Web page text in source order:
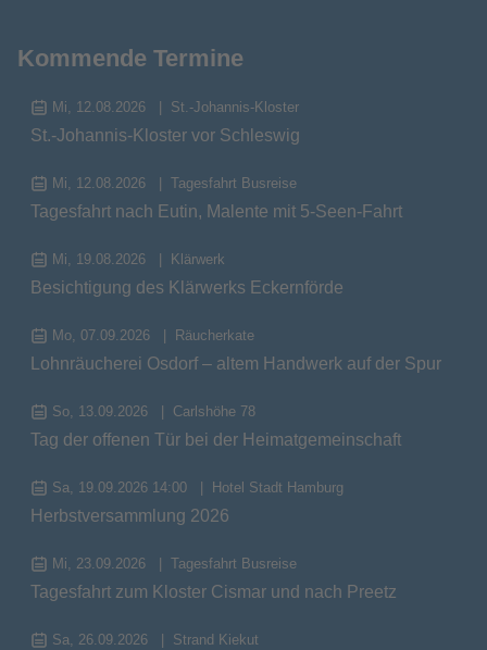
Kommende Termine
Mi, 12.08.2026 St.-Johannis-Kloster
St.-Johannis-Kloster vor Schleswig
Mi, 12.08.2026 Tagesfahrt Busreise
Tagesfahrt nach Eutin, Malente mit 5-Seen-Fahrt
Mi, 19.08.2026 Klärwerk
Besichtigung des Klärwerks Eckernförde
Mo, 07.09.2026 Räucherkate
Lohnräucherei Osdorf – altem Handwerk auf der Spur
So, 13.09.2026 Carlshöhe 78
Tag der offenen Tür bei der Heimatgemeinschaft
Sa, 19.09.2026 14:00 Hotel Stadt Hamburg
Herbstversammlung 2026
Mi, 23.09.2026 Tagesfahrt Busreise
Tagesfahrt zum Kloster Cismar und nach Preetz
Sa, 26.09.2026 Strand Kiekut